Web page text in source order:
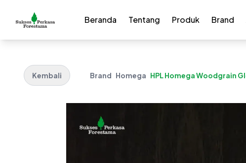
Beranda Tentang Produk Brand
Kembali Brand Homega HPL Homega Woodgrain